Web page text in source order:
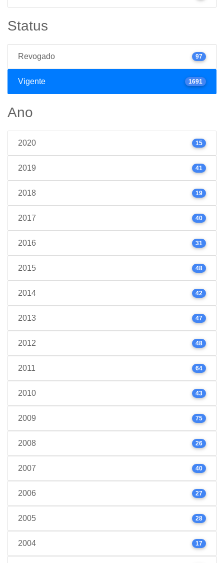
Status
Revogado 97
Vigente 1691
Ano
2020 15
2019 41
2018 19
2017 40
2016 31
2015 48
2014 42
2013 47
2012 48
2011 64
2010 43
2009 75
2008 26
2007 40
2006 27
2005 28
2004 17